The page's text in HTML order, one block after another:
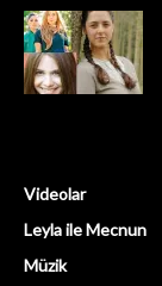
Videolar
Leyla ile Mecnun
Müzik